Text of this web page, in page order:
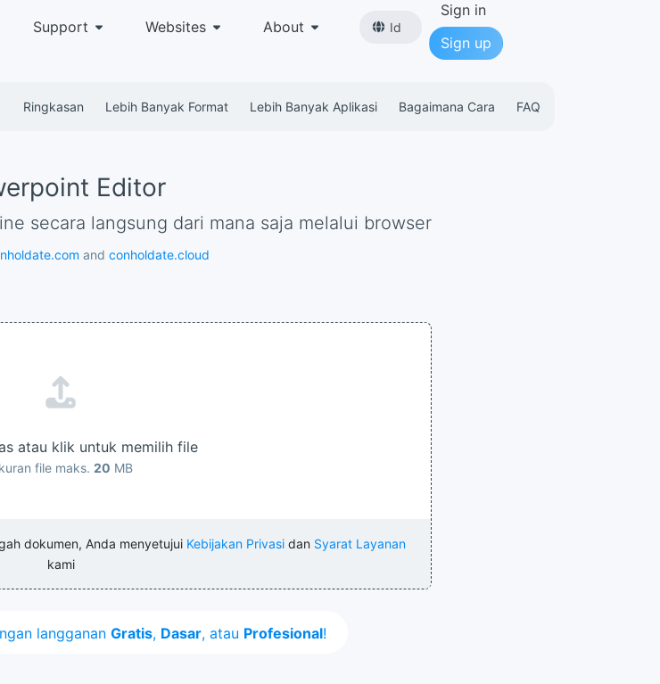
Support Websites About Id
Sign in
Sign up
Ringkasan Lebih Banyak Format Lebih Banyak Aplikasi Bagaimana Cara FAQ
Editor
secara langsung dari mana saja melalui browser
and conholdate.cloud
atau klik untuk memilih file
file maks. 20 MB
dokumen, Anda menyetujui Kebijakan Privasidan Syarat Layanan
kami
langganan Gratis, Dasar, atau Profesional!